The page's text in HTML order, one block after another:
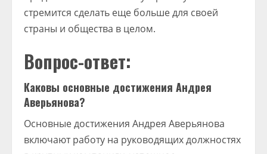
стремится сделать еще больше для своей
страны и общества в целом.
Вопрос-ответ:
Каковы основные достижения Андрея
Аверьянова?
Основные достижения Андрея Аверьянова
включают работу на руководящих должностях